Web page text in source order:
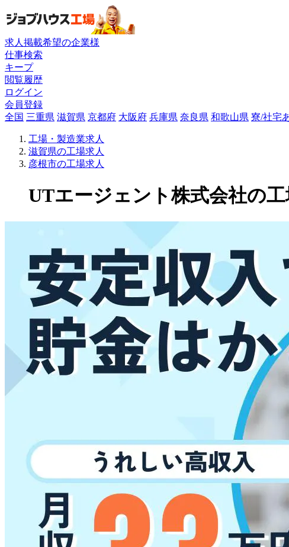
求人掲載希望の企業様
仕事検索
キープ
閲覧履歴
ログイン
会員登録
全国 三重県 滋賀県 京都府 大阪府 兵庫県 奈良県 和歌山県 寮/社宅
工場・製造業求人
滋賀県の工場求人
彦根市の工場求人
UTエージェント株式会社の工